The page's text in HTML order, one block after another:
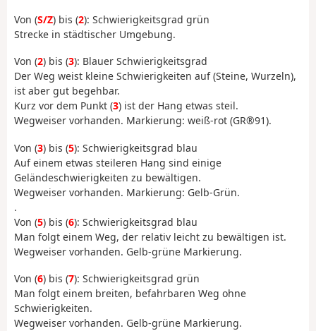
Von (S/Z) bis (2): Schwierigkeitsgrad grün
Strecke in städtischer Umgebung.
Von (2) bis (3): Blauer Schwierigkeitsgrad
Der Weg weist kleine Schwierigkeiten auf (Steine, Wurzeln),
ist aber gut begehbar.
Kurz vor dem Punkt (3) ist der Hang etwas steil.
Wegweiser vorhanden. Markierung: weiß-rot (GR®91).
Von (3) bis (5): Schwierigkeitsgrad blau
Auf einem etwas steileren Hang sind einige
Geländeschwierigkeiten zu bewältigen.
Wegweiser vorhanden. Markierung: Gelb-Grün.
.
Von (5) bis (6): Schwierigkeitsgrad blau
Man folgt einem Weg, der relativ leicht zu bewältigen ist.
Wegweiser vorhanden. Gelb-grüne Markierung.
Von (6) bis (7): Schwierigkeitsgrad grün
Man folgt einem breiten, befahrbaren Weg ohne
Schwierigkeiten.
Wegweiser vorhanden. Gelb-grüne Markierung.